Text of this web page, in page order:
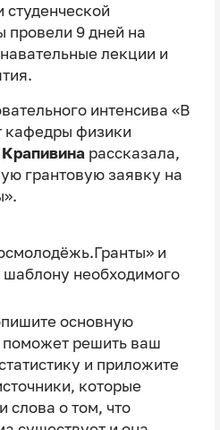
провели 9 дней на
лекции и
интенсива «В
кафедры физики
рассказала,
грантовую заявку на
» и
шаблону необходимого
основную
решить ваш
и приложите
которые
слова о том, что